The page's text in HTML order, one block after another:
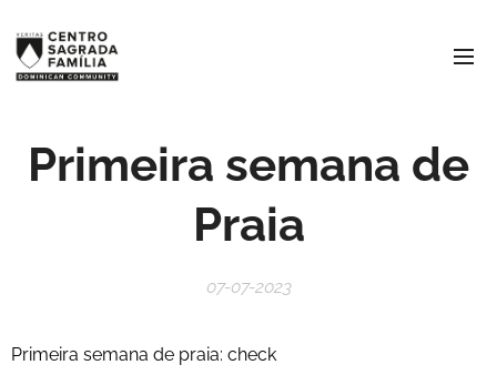
Primeira semana de
Praia
07-07-2023
Primeira semana de praia: check